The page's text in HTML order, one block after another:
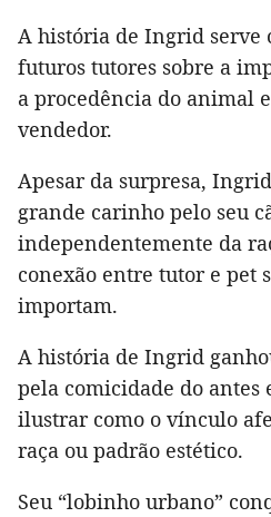
A história de Ingrid serve
futuros tutores sobre a
a procedência do animal
vendedor.
Apesar da surpresa,
grande carinho pelo seu
independentemente da
conexão entre tutor e pet
importam.
A história de Ingrid
pela comicidade do antes
ilustrar como o vínculo
raça ou padrão estético.
Seu “lobinho urbano”